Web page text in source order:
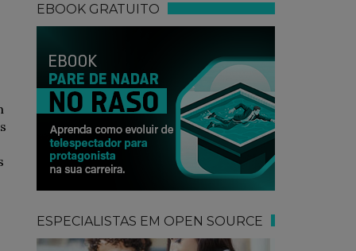
EBOOK GRATUITO
ESPECIALISTAS EM OPEN SOURCE